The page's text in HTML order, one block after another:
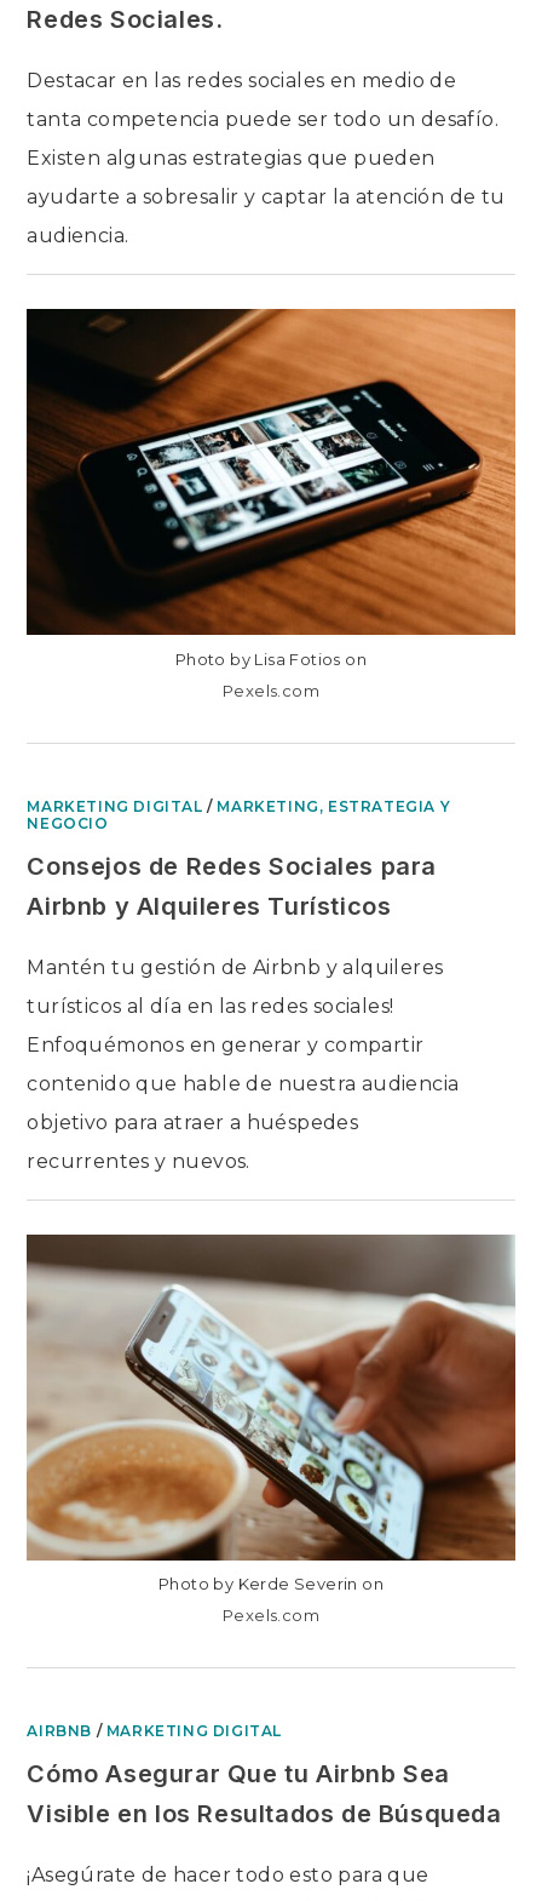
Redes Sociales.
Destacar en las redes sociales en medio de
tanta competencia puede ser todo un desafío.
Existen algunas estrategias que pueden
ayudarte a sobresalir y captar la atención de tu
audiencia.
3
TU
AIRBNB
EN
REDES
SOCIALES.
Photo by Lisa Fotios on
Pexels.com
MARKETING DIGITAL / MARKETING, ESTRATEGIA Y
NEGOCIO
Consejos de Redes Sociales para
Airbnb y Alquileres Turísticos
Mantén tu gestión de Airbnb y alquileres
turísticos al día en las redes sociales!
Enfoquémonos en generar y compartir
contenido que hable de nuestra audiencia
objetivo para atraer a huéspedes
recurrentes y nuevos.
CONSEJOS
PARA
AIRBNB
ALQUILERES
TURÍSTICOS
Photo by Kerde Severin on
Pexels.com
AIRBNB / MARKETING DIGITAL
Cómo Asegurar Que tu Airbnb Sea
Visible en los Resultados de Búsqueda
¡Asegúrate de hacer todo esto para que